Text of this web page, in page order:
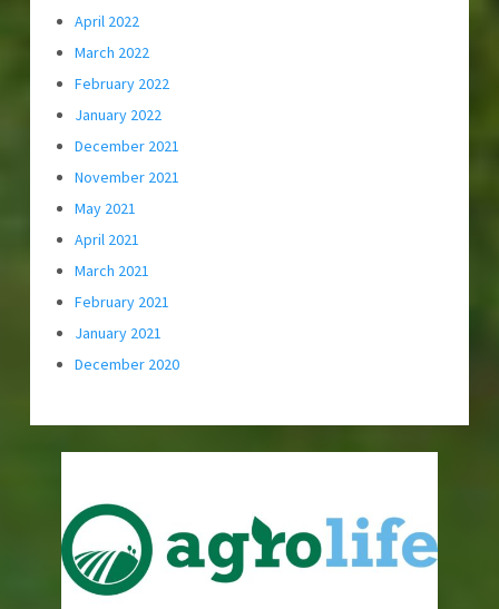
April 2022
March 2022
February 2022
January 2022
December 2021
November 2021
May 2021
April 2021
March 2021
February 2021
January 2021
December 2020